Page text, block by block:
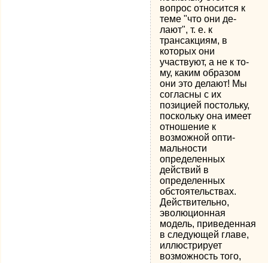
вопрос относится к
теме "что они де­
лают", т. е. к
трансакциям, в
которых они
участвуют, а не к то­
му, каким образом
они это делают! Мы
согласны с их
позицией постольку,
поскольку она имеет
отношение к
возможной опти­
мальности
определенных
действий в
определенных
обстоятель­ствах.
Действительно,
эволюционная
модель, приведенная
в следующей главе,
иллюстрирует
возможность того,